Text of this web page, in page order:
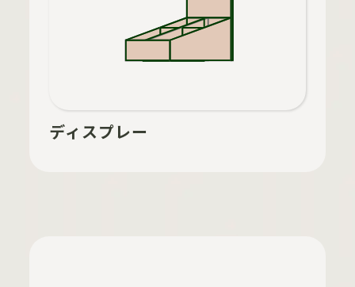
ディスプレー